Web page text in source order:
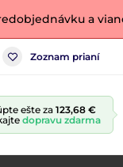
a
Zoznam prianí
ešte za 123,68 €
dopravu zdarma